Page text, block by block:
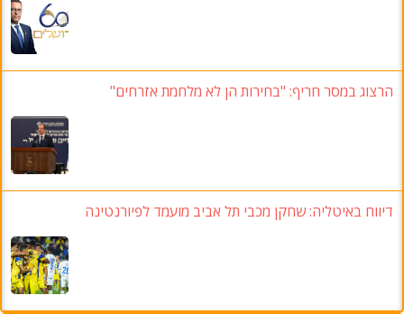
הרצוג במסר חריף: "בחירות הן לא מלחמת אזרחים"
דיווח באיטליה: שחקן מכבי תל אביב מועמד לפיורנטינה